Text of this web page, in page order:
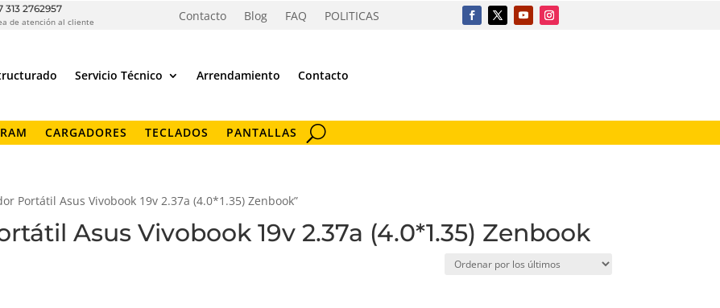
313 2762957
de atención al cliente Contacto Blog FAQ POLITICAS
Servicio Técnico Arrendamiento Contacto
CARGADORES TECLADOS PANTALLAS
Portátil Asus Vivobook 19v 2.37a (4.0*1.35) Zenbook”
Asus Vivobook 19v 2.37a (4.0*1.35) Zenbook